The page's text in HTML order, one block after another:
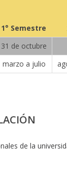
1° Semestre
31 de octubre
marzo a julio
de la